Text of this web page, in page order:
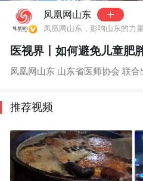
凤凰网山东
凤凰网山东，影响山东的力量
医视界丨如何避免儿童肥
凤凰网山东 山东省医师协会 联合
推荐视频